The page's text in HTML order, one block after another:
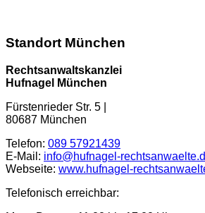
Standort München
Rechtsanwaltskanzlei
Hufnagel München
Fürstenrieder Str. 5
80687 München
Telefon: 089 57921439
E-Mail: info@hufnagel-
Webseite: www.hufnagel-
Telefonisch erreichbar: